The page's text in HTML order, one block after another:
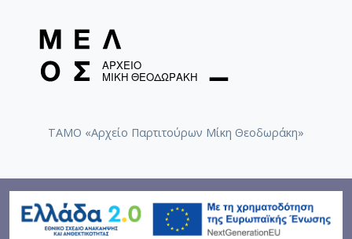
ΤΑΜΟ «Αρχείο Παρτιτούρων Μίκη Θεοδωράκη»